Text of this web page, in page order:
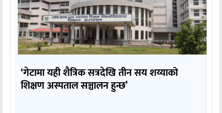
‘गेटामा यही शैत्रिक सत्रदेखि तीन सय शय्याको
शिक्षण अस्पताल सञ्चालन हुन्छ’